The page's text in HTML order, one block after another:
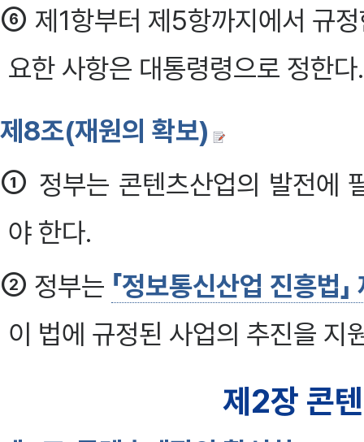
⑥ 제1항부터 제5항까지에서 규
요한 사항은 대통령령으로 정한다.
제8조(재원의 확보)
① 정부는 콘텐츠산업의 발전에
야 한다.
② 정부는 「정보통신산업 진흥법
이 법에 규정된 사업의 추진을 지
제2장 콘